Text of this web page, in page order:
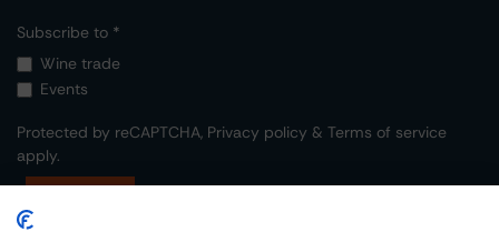
Subscribe to *
Wine trade
Events
Protected by reCAPTCHA, Privacy policy & Terms of service
apply.